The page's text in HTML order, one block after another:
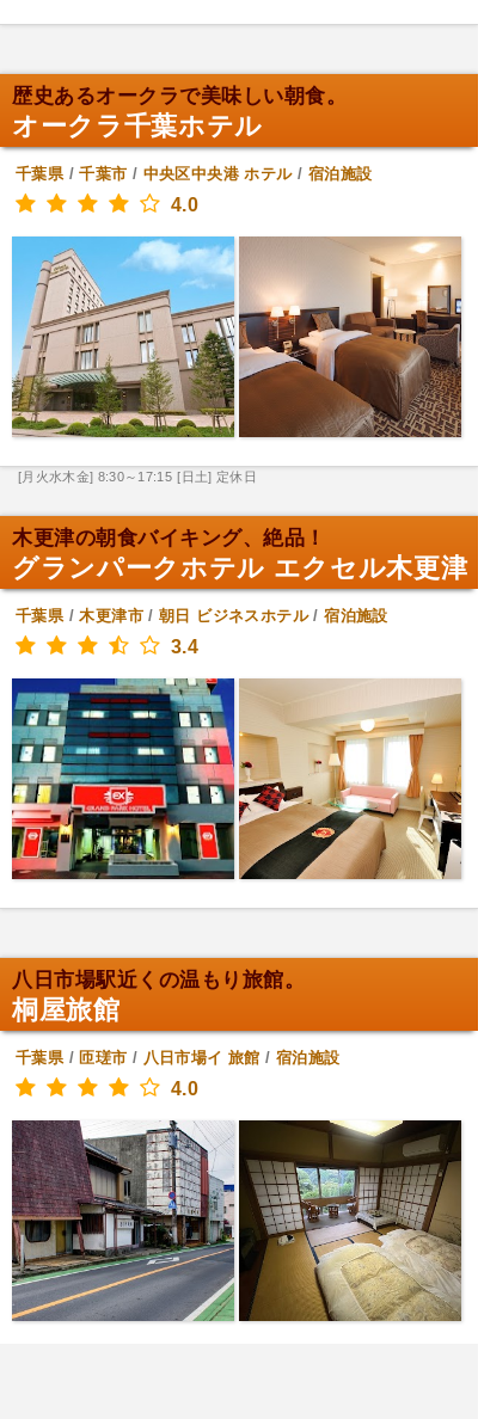
歴史あるオークラで美味しい朝食。
オークラ千葉ホテル
千葉県/千葉市 / 中央区中央港 ホテル/ 宿泊施設
4.0
[月火水木金] 8:30～17:15 [日土] 定休日
木更津の朝食バイキング、絶品！
グランパークホテル エクセル木更津
千葉県/木更津市/朝日 ビジネスホテル/宿泊施設
3.4
八日市場駅近くの温もり旅館。
桐屋旅館
千葉県/ 匝瑳市 / 八日市場イ 旅館 / 宿泊施設
4.0